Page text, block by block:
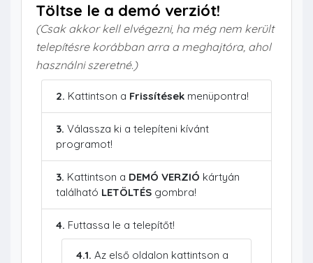
Töltse le a demó verziót!
(Csak akkor kell elvégezni, ha még nem került
telepítésre korábban arra a meghajtóra, ahol
használni szeretné.)
2. Kattintson a Frissítések menüpontra!
3. Válassza ki a telepíteni kívánt
programot!
3. Kattintson a DEMÓ VERZIÓ kártyán
található LETÖLTÉS gombra!
4. Futtassa le a telepítőt!
4.1. Az első oldalon kattintson a